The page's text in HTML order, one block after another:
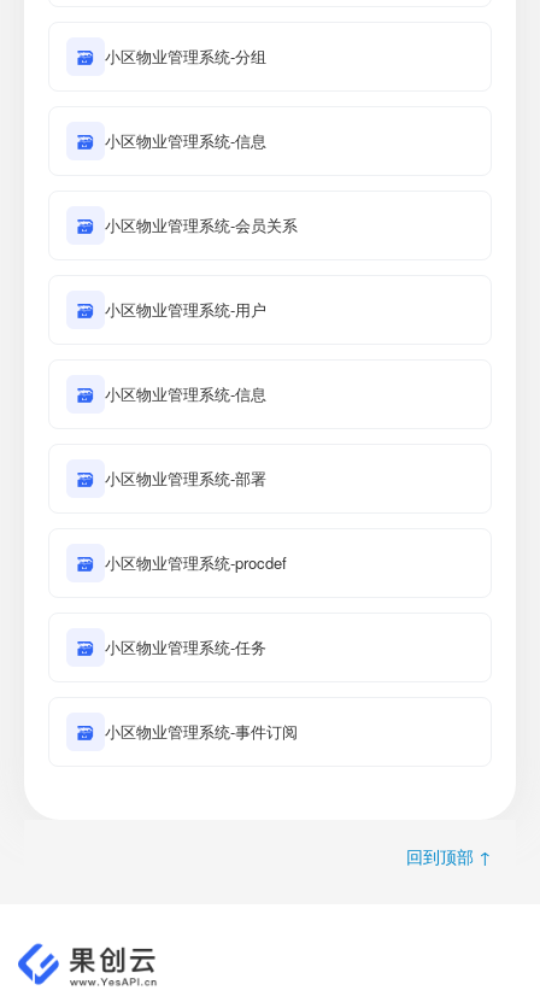
🗃 小区物业管理系统-分组
🗃 小区物业管理系统-信息
🗃 小区物业管理系统-会员关系
🗃 小区物业管理系统-用户
🗃 小区物业管理系统-信息
🗃 小区物业管理系统-部署
🗃 小区物业管理系统-procdef
🗃 小区物业管理系统-任务
🗃 小区物业管理系统-事件订阅
回到顶部 ↑